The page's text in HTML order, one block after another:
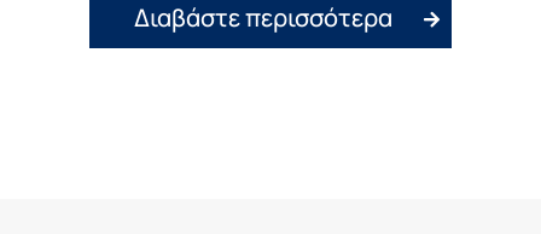
Διαβάστε περισσότερα